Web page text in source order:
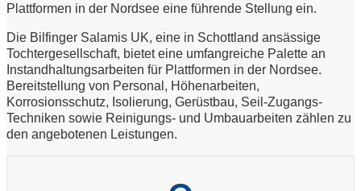
Plattformen in der Nordsee eine führende Stellung ein.
Die Bilfinger Salamis UK, eine in Schottland ansässige
Tochtergesellschaft, bietet eine umfangreiche Palette an
Instandhaltungsarbeiten für Plattformen in der Nordsee.
Bereitstellung von Personal, Höhenarbeiten,
Korrosionsschutz, Isolierung, Gerüstbau, Seil-Zugangs-
Techniken sowie Reinigungs- und Umbauarbeiten zählen zu
den angebotenen Leistungen.